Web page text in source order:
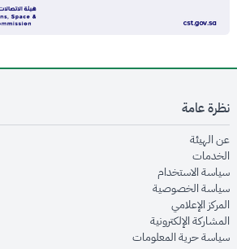
نظرة عامة
عن الهيئةopens in new window
الخدماتopens in new window
سياسة الاستخدام
سياسة الخصوصيةopens in new window
المركز الإعلاميopens in new window
المشاركة الإلكترونيةopens in new window
سياسة حرية المعلوماتopens in new window